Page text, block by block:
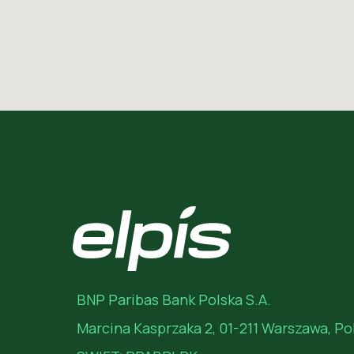
BNP Paribas Bank Polska S.A.
Marcina Kasprzaka 2, 01-211 Warszawa,